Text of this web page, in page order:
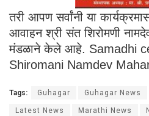
तरी आपण सर्वांनी या
आवाहन श्री संत शिरोमणी
मंडळाने केले आहे. Samadhi
Shiromani Namdev
Tags: Guhagar Guhagar News
Latest News Marathi News